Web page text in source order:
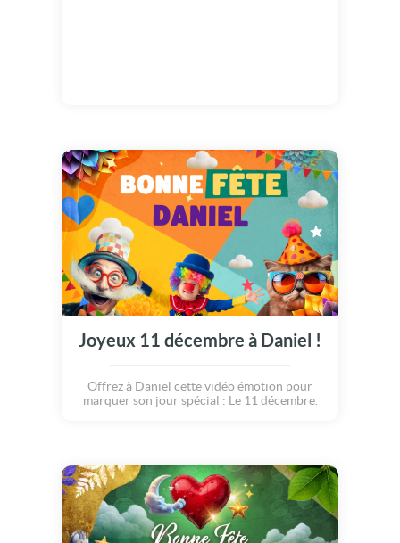
Joyeux 11 décembre à Daniel !
Offrez à Daniel cette vidéo émotion pour
marquer son jour spécial : Le 11 décembre.